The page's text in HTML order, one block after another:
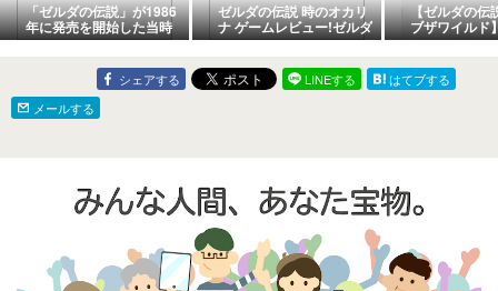
「ゼルダの伝説」が1986
年に発売を開始した当時
の価格は?
ゼルダの伝説 時のオカリ
ナ ゲームレビュー!ゼルダ
シリーズ初の3D作品でゲ
ーム史に残る不朽の名作
【ゼルダの伝
ブザワイルド
想おすすめ
由がわかった
シェアする LINEする
はてブする
メールする